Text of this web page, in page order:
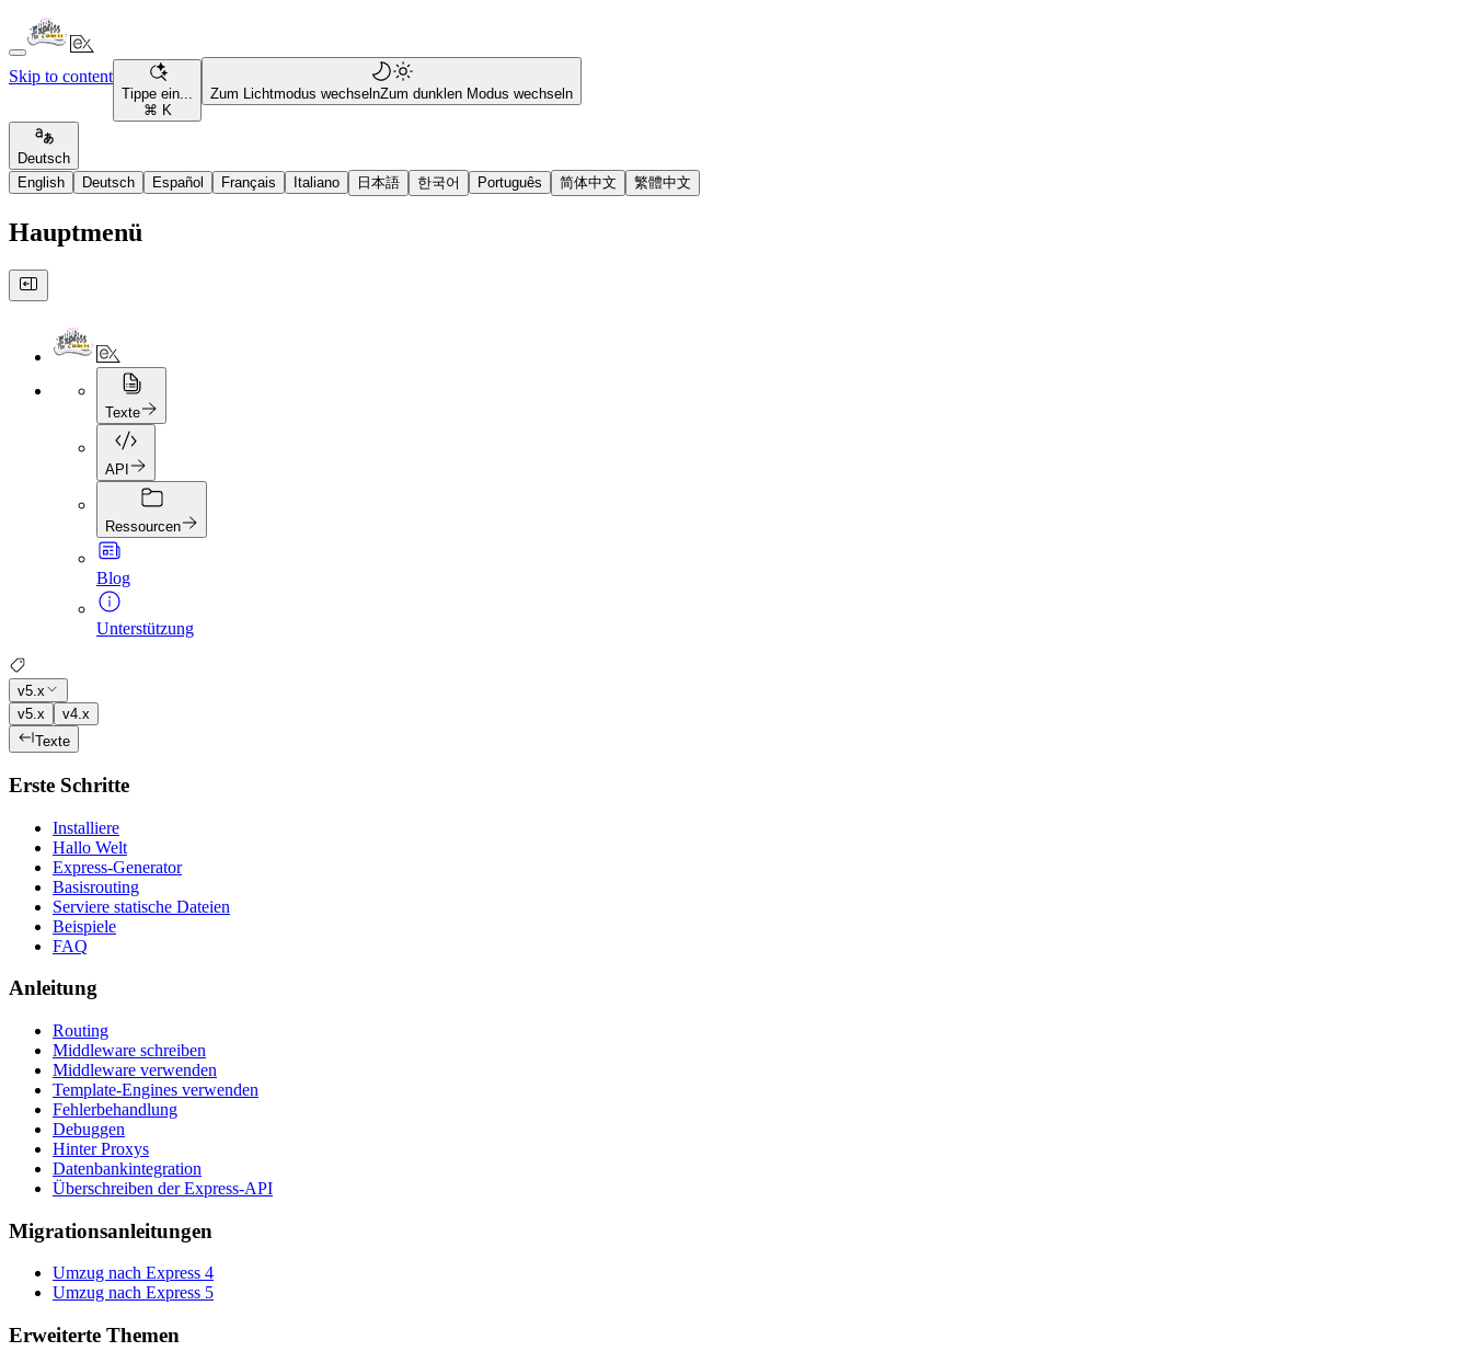
Skip to content
Tippe ein...
⌘ K
Zum Lichtmodus wechselnZum dunklen Modus wechseln
Deutsch
English
Deutsch Español Français Italiano 日本語 한국어 Português 简体中文 繁體中文
Hauptmenü
Texte
API
Ressourcen
Blog
Unterstützung
v5.x
v5.x
v4.x
Texte
Erste Schritte
Installiere
Hallo Welt
Express-Generator
Basisrouting
Serviere statische Dateien
Beispiele
FAQ
Anleitung
Routing
Middleware schreiben
Middleware verwenden
Template-Engines verwenden
Fehlerbehandlung
Debuggen
Hinter Proxys
Datenbankintegration
Überschreiben der Express-API
Migrationsanleitungen
Umzug nach Express 4
Umzug nach Express 5
Erweiterte Themen